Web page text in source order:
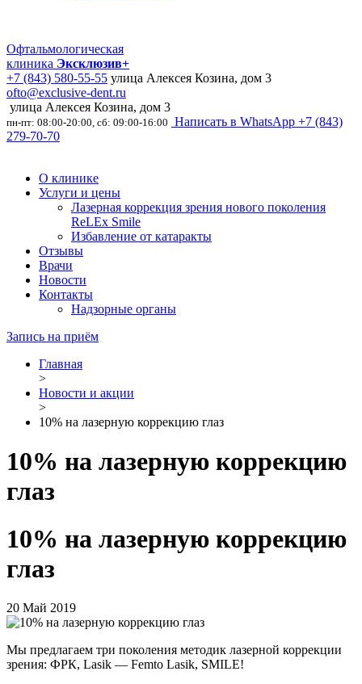
Офтальмологическая
клиника Эксклюзив+
+7 (843) 580-55-55 улица Алексея Козина, дом 3
ofto@exclusive-dent.ru
улица Алексея Козина, дом 3
пн-пт: 08:00-20:00, сб: 09:00-16:00 Написать в WhatsApp +7 (843)
279-70-70
О клинике
Услуги и цены
Лазерная коррекция зрения нового поколения
ReLEx Smile
Избавление от катаракты
Отзывы
Врачи
Новости
Контакты
Надзорные органы
Запись на приём
Главная
>
Новости и акции
>
10% на лазерную коррекцию глаз
10% на лазерную коррекцию
глаз
10% на лазерную коррекцию
глаз
20 Май 2019
Мы предлагаем три поколения методик лазерной коррекции
зрения: ФРК, Lasik — Femto Lasik, SMILE!